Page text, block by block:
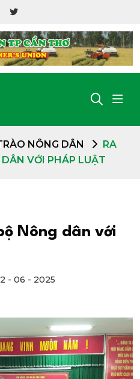
NÔNG DÂN
RA
VỚI PHÁP LUẬT
Nông dân với
- 06 - 2025